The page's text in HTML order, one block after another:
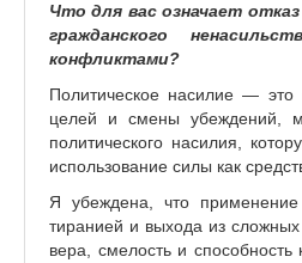
Что для вас означает
гражданского
конфликтами?
Политическое насилие — это
целей и смены убеждений,
политического насилия,
использование силы как
Я убеждена, что
тиранией и выхода из
вера, смелость и